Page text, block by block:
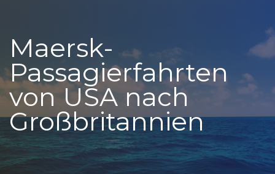
Maersk-
Passagierfahrten
von USA nach
Großbritannien